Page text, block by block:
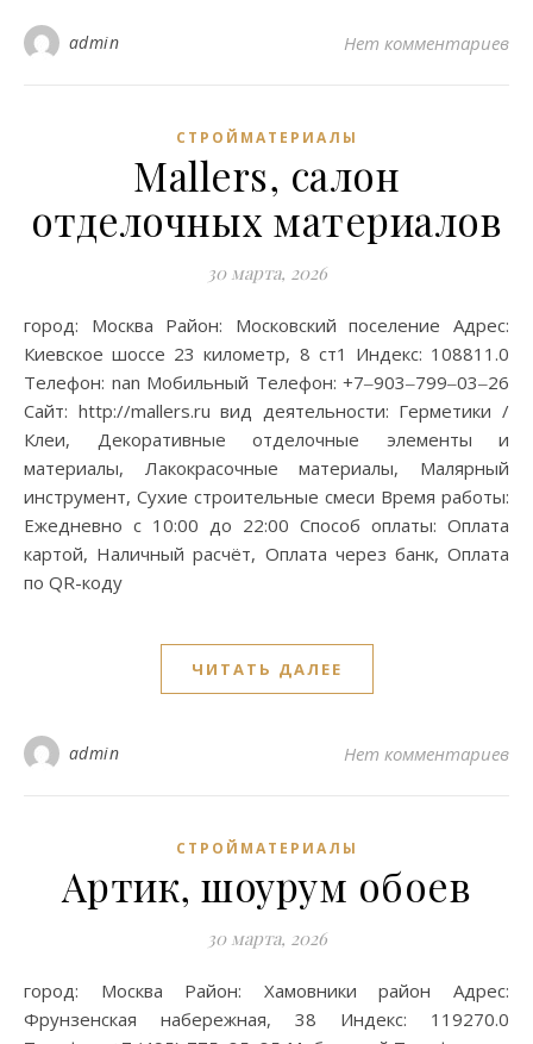
admin Нет комментариев
СТРОЙМАТЕРИАЛЫ
Mallers, салон
отделочных материалов
30 марта, 2026
город: Москва Район: Московский поселение Адрес:
Киевское шоссе 23 километр, 8 ст1 Индекс: 108811.0
Телефон: nan Мобильный Телефон: +7‒903‒799‒03‒26
Сайт: http://mallers.ru вид деятельности: Герметики /
Клеи, Декоративные отделочные элементы и
материалы, Лакокрасочные материалы, Малярный
инструмент, Сухие строительные смеси Время работы:
Ежедневно с 10:00 до 22:00 Способ оплаты: Оплата
картой, Наличный расчёт, Оплата через банк, Оплата
по QR-коду
ЧИТАТЬ ДАЛЕЕ
admin Нет комментариев
СТРОЙМАТЕРИАЛЫ
Артик, шоурум обоев
30 марта, 2026
город: Москва Район: Хамовники район Адрес:
Фрунзенская набережная, 38 Индекс: 119270.0